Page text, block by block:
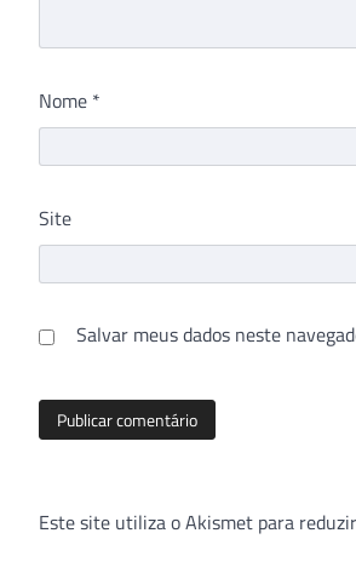
Nome *
Site
Salvar meus dados neste
Este site utiliza o Akismet para